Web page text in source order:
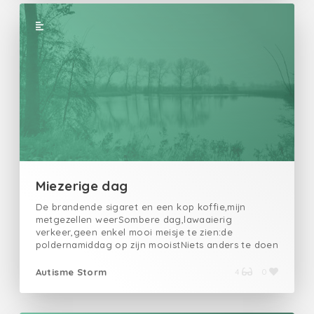
Miezerige dag
De brandende sigaret en een kop koffie,mijn
metgezellen weerSombere dag,lawaaierig
verkeer,geen enkel mooi meisje te zien:de
poldernamiddag op zijn mooistNiets anders te doen
poging tot creativiteitmet een geest onder invloed
kunnen beginnenmaar in plaats daarvan ga ik
Autisme Storm